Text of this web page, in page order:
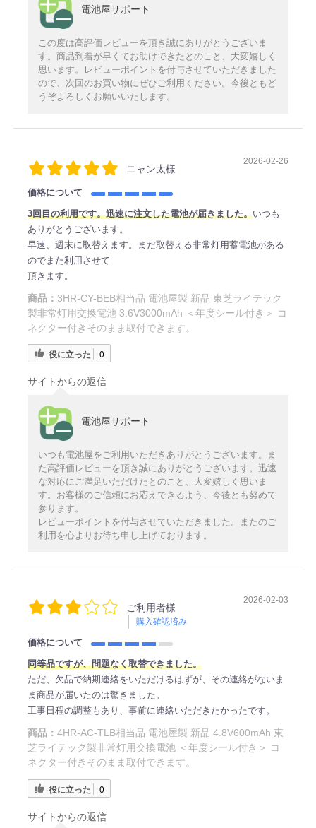
電池屋サポート
この度は高評価レビューを頂き誠にありがとうございま
す。商品到着が早くてお助けできたとのこと、大変嬉しく
思います。レビューポイントを付与させていただきました
ので、次回のお買い物にぜひご利用ください。今後ともど
うぞよろしくお願いいたします。
ニャン太様
2026-02-26
価格について
3回目の利用です。迅速に注文した電池が届きました。いつも
ありがとうございます。
早速、週末に取替えます。まだ取替える非常灯用蓄電池がある
のでまた利用させて
頂きます。
商品： 3HR-CY-BEB相当品 電池屋製 新品 東芝ライテック
製非常灯用交換電池 3.6V3000mAh ＜年度シール付き＞ コ
ネクター付きそのまま取付できます。
役に立った 0
サイトからの返信
電池屋サポート
いつも電池屋をご利用いただきありがとうございます。ま
た高評価レビューを頂き誠にありがとうございます。迅速
な対応にご満足いただけたとのこと、大変嬉しく思いま
す。お客様のご信頼にお応えできるよう、今後とも努めて
参ります。
レビューポイントを付与させていただきました。またのご
利用を心よりお待ち申し上げております。
ご利用者様
購入確認済み
2026-02-03
価格について
同等品ですが、問題なく取替できました。
ただ、欠品で納期連絡をいただけるはずが、その連絡がないま
ま商品が届いたのは驚きました。
工事日程の調整もあり、事前に連絡いただきたかったです。
商品： 4HR-AC-TLB相当品 電池屋製 新品 4.8V600mAh 東
芝ライテック製非常灯用交換電池 ＜年度シール付き＞ コ
ネクター付きそのまま取付できます。
役に立った 0
サイトからの返信